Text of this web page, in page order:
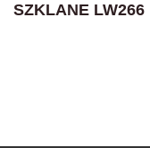
SZKLANE LW266